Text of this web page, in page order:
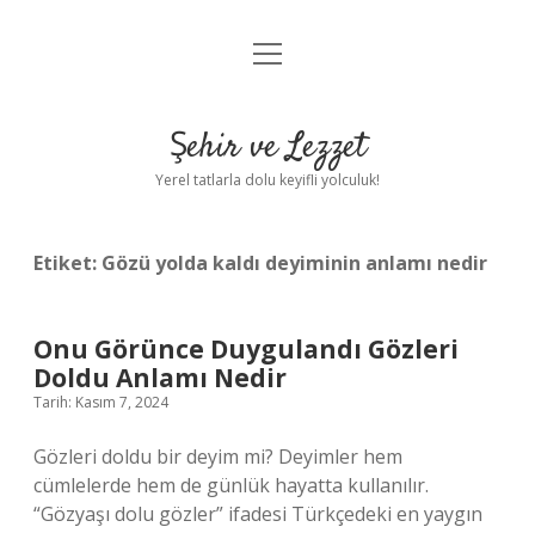
Anasayfa
Yasal Uyarı
menüyü
Şehir ve Lezzet
Yerel tatlarla dolu keyifli yolculuk!
Etiket: Gözü yolda kaldı deyiminin anlamı nedir
Onu Görünce Duygulandı Gözleri
Doldu Anlamı Nedir
Tarih: Kasım 7, 2024
Gözleri doldu bir deyim mi? Deyimler hem
cümlelerde hem de günlük hayatta kullanılır.
“Gözyaşı dolu gözler” ifadesi Türkçedeki en yaygın